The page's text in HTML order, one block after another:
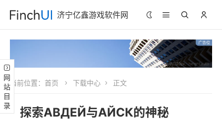
济宁亿鑫游戏软件网
网站目录 当前位置： 首页 下载中心 正文
探索АВДЕЙ与АЙСК的神秘